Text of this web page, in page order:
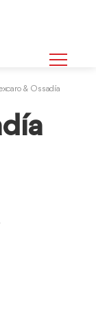
& Ossadía